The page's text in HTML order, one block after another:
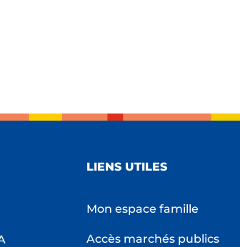
LIENS UTILES
Mon espace famille
Accès marchés publics